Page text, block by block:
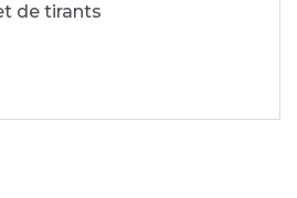
de tirants